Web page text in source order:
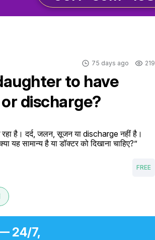
75 days ago 219
to have
discharge?
है। दर्द, जलन, सूजन या discharge नहीं है।
सामान्य है या डॉक्टर को दिखाना चाहिए?”
FREE
24/7,